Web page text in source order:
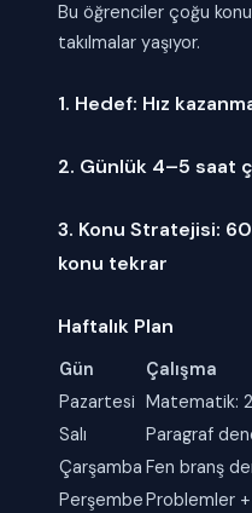
Bu öğrenciler çoğu
takılmalar yaşıyor.
1. Hedef: Hız
2. Günlük 4–5 saat
3. Konu Stratejisi:
konu tekrar
Haftalık Plan
Gün
Çalışma
Pazartesi
Matematik:
Salı
Paragraf
Çarşamba Fen branş
Perşembe Problemler